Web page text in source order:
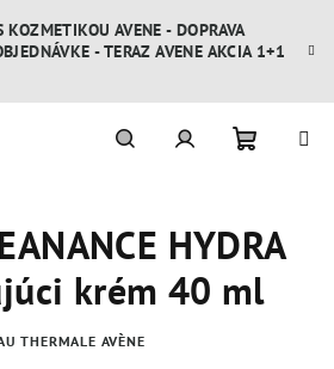
KOZMETIKOU AVENE - DOPRAVA
- TERAZ AVENE AKCIA 1+1
košík
HYDRA
krém 40 ml
THERMALE AVÈNE